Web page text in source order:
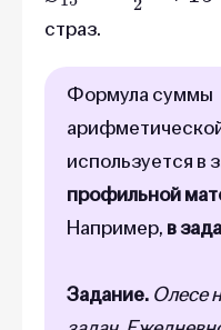
страз.
Формула суммы
используется в
профильной
Например, в
Задание. Олесе